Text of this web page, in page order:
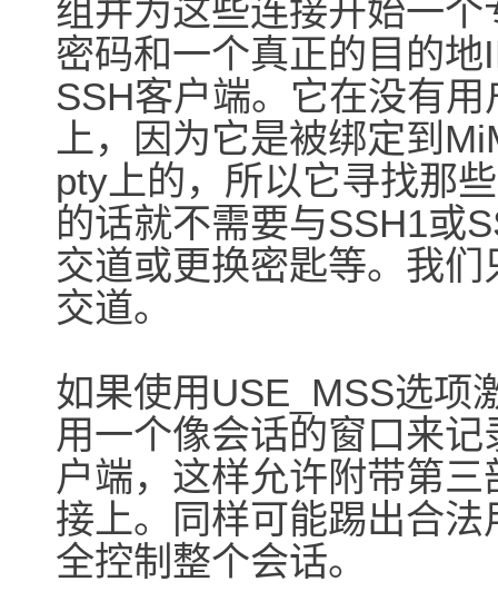
组并为这些连接开始一
密码和一个真正的目的地
SSH客户端。它在没有
上，因为它是被绑定到
pty上的，所以它寻找那
的话就不需要与SSH1或
交道或更换密匙等。我
交道。
如果使用USE_MSS选项
用一个像会话的窗口来记
户端，这样允许附带第
接上。同样可能踢出合法
全控制整个会话。